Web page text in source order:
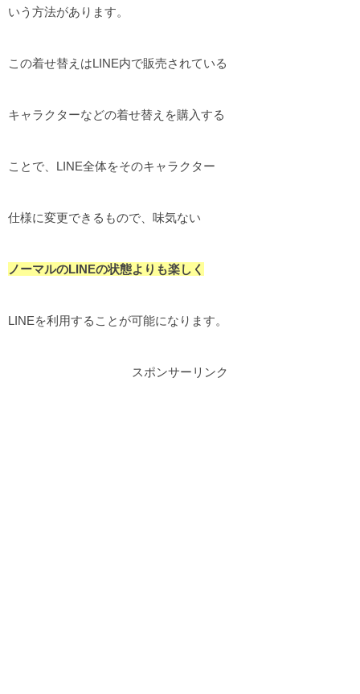
いう方法があります。
この着せ替えはLINE内で販売されている
キャラクターなどの着せ替えを購入する
ことで、LINE全体をそのキャラクター
仕様に変更できるもので、味気ない
ノーマルのLINEの状態よりも楽しく
LINEを利用することが可能になります。
スポンサーリンク